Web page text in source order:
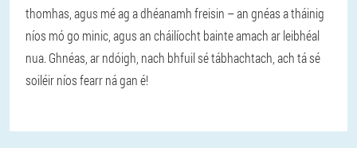
thomhas, agus mé ag a dhéanamh freisin – an gnéas a tháinig
níos mó go minic, agus an cháilíocht bainte amach ar leibhéal
nua. Ghnéas, ar ndóigh, nach bhfuil sé tábhachtach, ach tá sé
soiléir níos fearr ná gan é!